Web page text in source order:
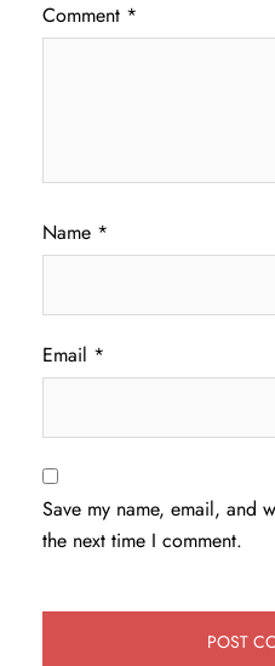
Comment *
Name *
Email *
Save my name, email, and
the next time I comment.